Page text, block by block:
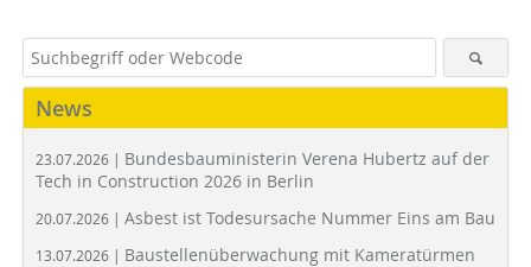
News
23.07.2026 | Bundesbauministerin Verena Hubertz auf der
Tech in Construction 2026 in Berlin
20.07.2026 | Asbest ist Todesursache Nummer Eins am Bau
13.07.2026 | Baustellenüberwachung mit Kameratürmen